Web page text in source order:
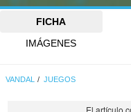
FICHA
IMÁGENES
VANDAL JUEGOS